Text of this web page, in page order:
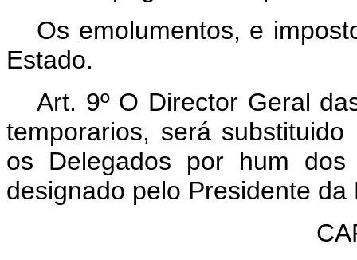
Os emolumentos, e
Estado.
Art. 9º O Director Geral
temporarios, será
os Delegados por hum dos
designado pelo Presidente da